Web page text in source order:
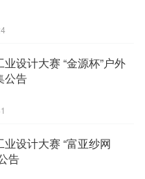
设计大赛 “金源杯”户外
公告
设计大赛 “富亚纱网
告